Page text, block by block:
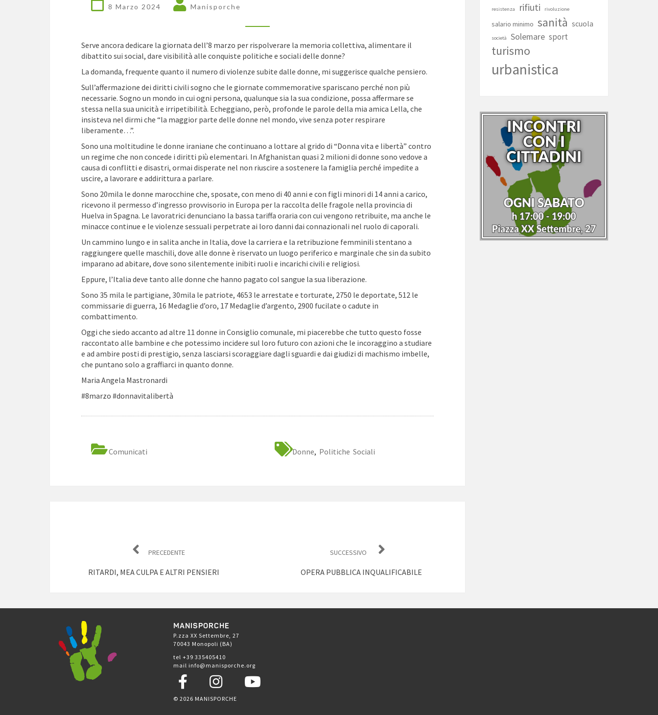
8 Marzo 2024 Manisporche
Serve ancora dedicare la giornata dell’8 marzo per rispolverare la memoria collettiva, alimentare il
dibattito sui social, dare visibilità alle conquiste politiche e sociali delle donne?
La domanda, frequente quanto il numero di violenze subite dalle donne, mi suggerisce qualche pensiero.
Sull’affermazione dei diritti civili sogno che le giornate commemorative spariscano perché non più
necessarie. Sogno un mondo in cui ogni persona, qualunque sia la sua condizione, possa affermare se
stessa nella sua unicità e irripetibilità. Echeggiano, però, profonde le parole della mia amica Lella, che
insisteva nel dirmi che “la maggior parte delle donne nel mondo, vive senza poter respirare
liberamente…”.
Sono una moltitudine le donne iraniane che continuano a lottare al grido di “Donna vita e libertà” contro
un regime che non concede i diritti più elementari. In Afghanistan quasi 2 milioni di donne sono vedove a
causa di conflitti e disastri, ormai disperate nel non riuscire a sostenere la famiglia perché impedite a
uscire, a lavorare e addirittura a parlare.
Sono 20mila le donne marocchine che, sposate, con meno di 40 anni e con figli minori di 14 anni a carico,
ricevono il permesso d’ingresso provvisorio in Europa per la raccolta delle fragole nella provincia di
Huelva in Spagna. Le lavoratrici denunciano la bassa tariffa oraria con cui vengono retribuite, ma anche le
minacce continue e le violenze sessuali perpetrate ai loro danni dai connazionali nel ruolo di caporali.
Un cammino lungo e in salita anche in Italia, dove la carriera e la retribuzione femminili stentano a
raggiungere quelle maschili, dove alle donne è riservato un luogo periferico e marginale che sin da subito
imparano ad abitare, dove sono silentemente inibiti ruoli e incarichi civili e religiosi.
Eppure, l’Italia deve tanto alle donne che hanno pagato col sangue la sua liberazione.
Sono 35 mila le partigiane, 30mila le patriote, 4653 le arrestate e torturate, 2750 le deportate, 512 le
commissarie di guerra, 16 Medaglie d’oro, 17 Medaglie d’argento, 2900 fucilate o cadute in
combattimento.
Oggi che siedo accanto ad altre 11 donne in Consiglio comunale, mi piacerebbe che tutto questo fosse
raccontato alle bambine e che potessimo incidere sul loro futuro con azioni che le incoraggino a studiare
e ad ambire posti di prestigio, senza lasciarsi scoraggiare dagli sguardi e dai giudizi di machismo imbelle,
che puntano solo a graffiarci in quanto donne.
Maria Angela Mastronardi
#8marzo #donnavitalibertà
Comunicati Donne, Politiche Sociali
PRECEDENTE
RITARDI, MEA CULPA E ALTRI PENSIERI
SUCCESSIVO
OPERA PUBBLICA INQUALIFICABILE
resistenza rifiuti rivoluzione
salario minimo sanità scuola
società Solemare sport
turismo
urbanistica
MANISPORCHE
P.zza XX Settembre, 27
70043 Monopoli (BA)
tel +39 335405410
mail info@manisporche.org
© 2026 MANISPORCHE